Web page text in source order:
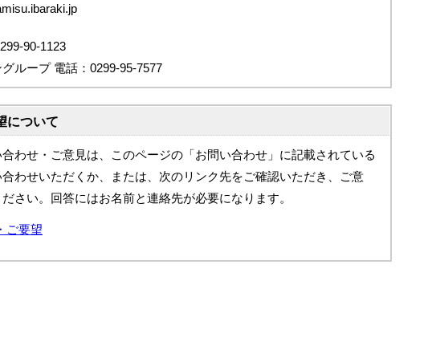
90-1123
ループ 電話：0299-95-7577
について
わせ・ご意見は、このページの「お問い合わせ」に記載されている
わせいただくか、または、次のリンク先をご確認いただき、ご意
さい。回答にはお名前と連絡先が必要になります。
ご要望